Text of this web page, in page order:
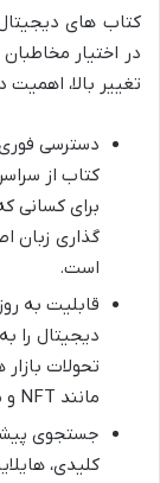
کتاب های
در اختیار
تغییر بالا،
دسترسی فوری
کتاب از
برای کسانی
گذاری زبان
است.
قابلیت به
دیجیتال را
تحولات
مانند NFT و متاورس حیاتی است.
جستجوی
کلیدی،